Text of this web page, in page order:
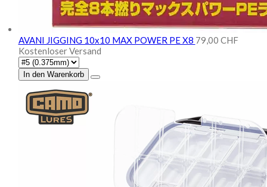
AVANI JIGGING 10x10 MAX POWER PE X8 79,00 CHF
Kostenloser Versand
In den Warenkorb